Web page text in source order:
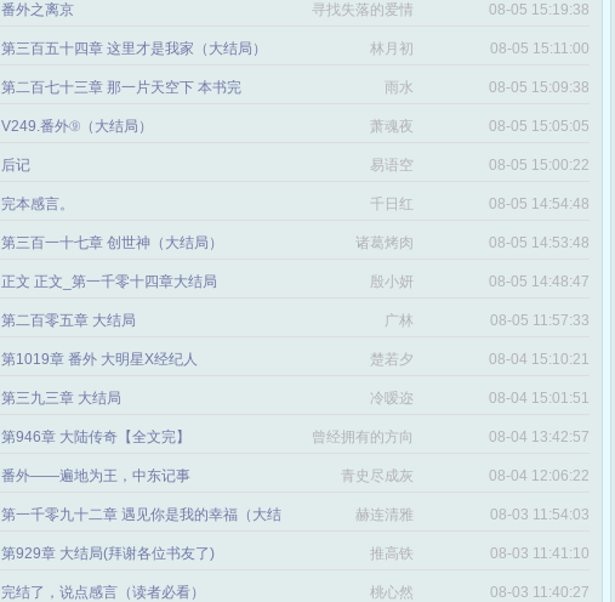
番外之离京 寻找失落的爱情 08-05 15:19:38
第三百五十四章 这里才是我家（大结局） 林月初 08-05 15:11:00
第二百七十三章 那一片天空下 本书完 雨水 08-05 15:09:38
V249.番外⑨（大结局） 萧魂夜 08-05 15:05:05
后记 易语空 08-05 15:00:22
完本感言。 千日红 08-05 14:54:48
第三百一十七章 创世神（大结局） 诸葛烤肉 08-05 14:53:48
正文 正文_第一千零十四章大结局 殷小妍 08-05 14:48:47
第二百零五章 大结局 广林 08-05 11:57:33
第1019章 番外 大明星X经纪人 楚若夕 08-04 15:10:21
第三九三章 大结局 冷嗳迩 08-04 15:01:51
第946章 大陆传奇【全文完】
曾经拥有的方向
感
08-04 13:42:57
番外——遍地为王，中东记事 青史尽成灰 08-04 12:06:22
第一千零九十二章 遇见你是我的幸福（大结
局）
赫连清雅 08-03 11:54:03
第929章 大结局(拜谢各位书友了) 推高铁 08-03 11:41:10
完结了，说点感言（读者必看） 桃心然 08-03 11:40:27